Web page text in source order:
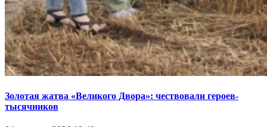
Золотая жатва «Великого Двора»: чествовали героев-
тысячников